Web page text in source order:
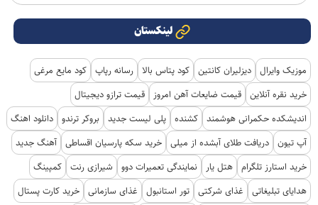
لینکستان
موزیک وایرال دیزلیران کانتین کود پتاس بالا رسانه رپاپ کود مایع مرغی
خرید نقره آنلاین قیمت ضایعات آهن امروز
قیمت ترازو دیجیتال
اندیشکده حکمرانی هوشمند کشنده پلی لیست جدید بروکر ترندو دانلود اهنگ
آپ تیون دریافت طلای آبشده از میلی خرید سکه پارسیان اقساطی آهنگ جدید
خرید استارز تلگرام هتل یار نمایندگی تعمیرات دوو شیرازی رنت کمپینگ
هدایای تبلیغاتی
غذای شرکتی تور استانبول غذای سازمانی خرید کارت پستال